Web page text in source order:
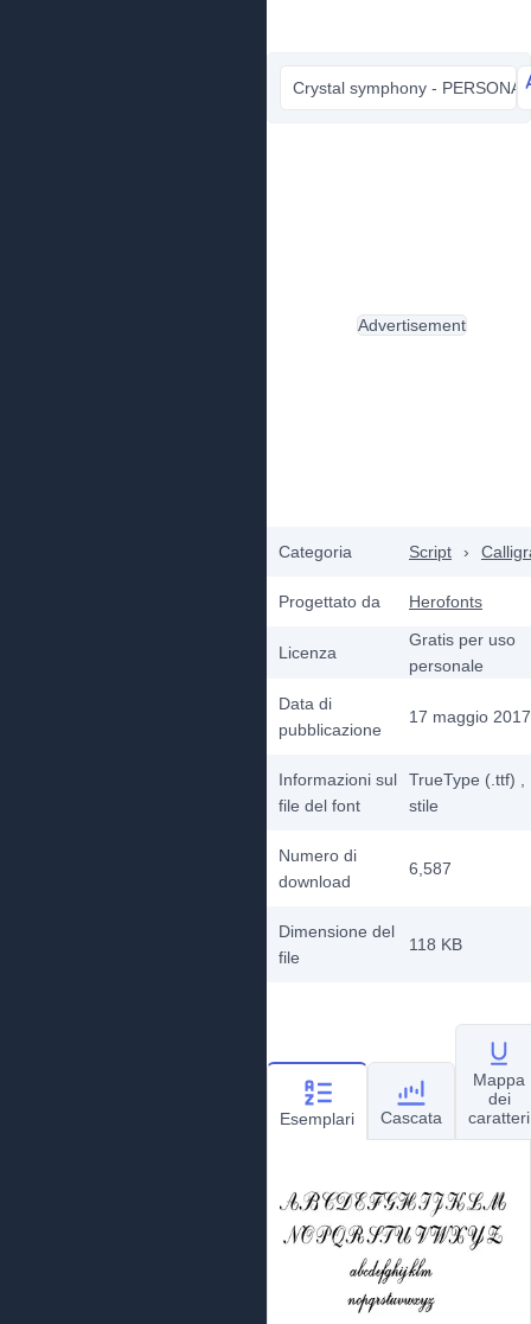
Crystal symphony -
Categoria Script ›
Progettato da Herofonts
Licenza
Gratis per uso
personale
Data di
pubblicazione
17 maggio 2017
Informazioni sul
file del font
TrueType (.ttf)
stile
Numero di
download
6,587
Dimensione del
file
118 KB
Advertisement
Esemplari Cascata
Mappa
dei
caratteri